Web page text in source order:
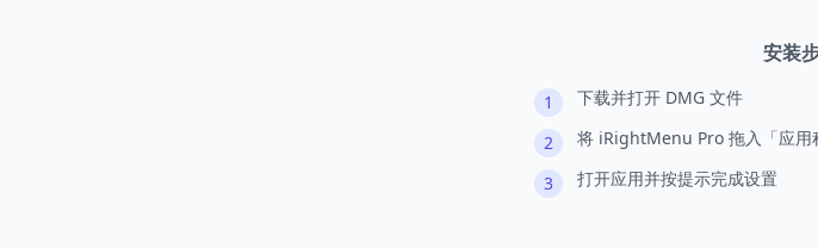
安装
1
下载并打开 DMG 文件
2
将 iRightMenu Pro 拖入「应用
3
打开应用并按提示完成设置